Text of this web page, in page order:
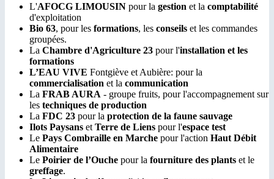
L'AFOCG LIMOUSIN pour la gestion et la comptabilité
d'exploitation
Bio 63, pour les formations, les conseils et les commandes
groupées.
La Chambre d'Agriculture 23 pour l'installation et les
formations
L’EAU VIVE Fontgiève et Aubière: pour la
commercialisation et la communication
La FRAB AURA - groupe fruits, pour l'accompagnement sur
les techniques de production
La FDC 23 pour la protection de la faune sauvage
Ilots Paysans et Terre de Liens pour l'espace test
Le Pays Combraille en Marche pour l'action Haut Débit
Alimentaire
Le Poirier de l’Ouche pour la fourniture des plants et le
greffage.